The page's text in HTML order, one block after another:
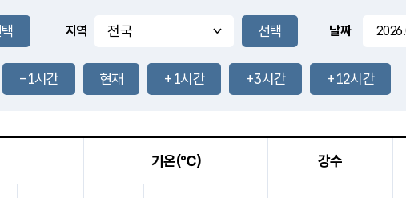
-mm
-mm
26.4
℃
28.0℃
0.0m/s
-mm
-mm
지역 날짜
-1시간 현재 +1시간 +3시간 +12시간
기온(℃) 강수